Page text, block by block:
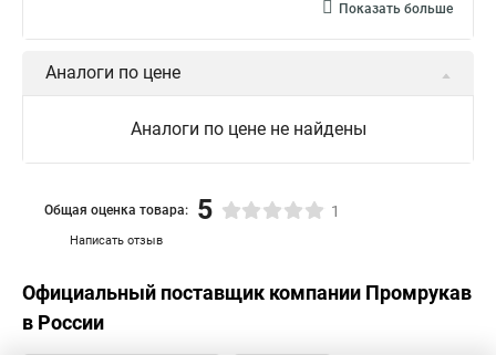
Соединитель металлорукава
Металлорукав рз цх 20 Металлорукав цпнг 20
Металлорукав рз цп
Показать больше
Аналоги по цене
Аналоги по цене не найдены
Написать отзыв
Общая оценка товара: 5 1
Официальный поставщик компании Промрукав
в России